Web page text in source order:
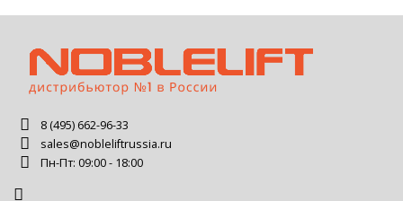
8 (495) 662-96-33
sales@nobleliftrussia.ru
Пн-Пт: 09:00 - 18:00